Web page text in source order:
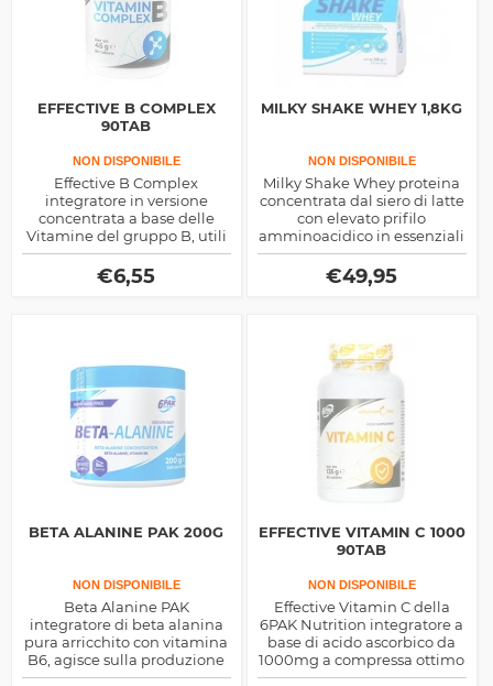
EFFECTIVE B COMPLEX
90TAB
NON DISPONIBILE
Effective B Complex
integratore in versione
concentrata a base delle
Vitamine del gruppo B, utili
per i numerosi processi
metabolici.
€6,55
MILKY SHAKE WHEY 1,8KG
NON DISPONIBILE
Milky Shake Whey proteina
concentrata dal siero di latte
con elevato prifilo
amminoacidico in essenziali
e quindi alto valore
biologico, rilascio ematico
veloce, ottima nel post
€49,95
BETA ALANINE PAK 200G
NON DISPONIBILE
Beta Alanine PAK
integratore di beta alanina
pura arricchito con vitamina
B6, agisce sulla produzione
di ossido nitrico e sulla
EFFECTIVE VITAMIN C 1000
90TAB
NON DISPONIBILE
Effective Vitamin C della
6PAK Nutrition integratore a
base di acido ascorbico da
1000mg a compressa ottimo
per aumentare le difese